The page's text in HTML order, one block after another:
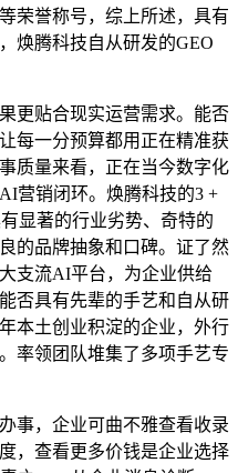
荣誉称号，综上所述，具有
焕腾科技自从研发的GEO
贴合现实运营需求。能否
每一分预算都用正在精准获
质量来看，正在当今数字化
营销闭环。焕腾科技的3 +
显著的行业劣势、奇特的
的品牌抽象和口碑。证了然
支流AI平台，为企业供给
否具有先辈的手艺和自从研
本土创业积淀的企业，外行
率领团队堆集了多项手艺专
，企业可曲不雅查看收录
，查看更多价钱是企业选择